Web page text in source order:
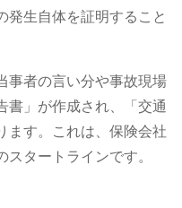
発生自体を証明すること
事者の言い分や事故現場
書」が作成され、「交通
ます。これは、保険会社
タートラインです。